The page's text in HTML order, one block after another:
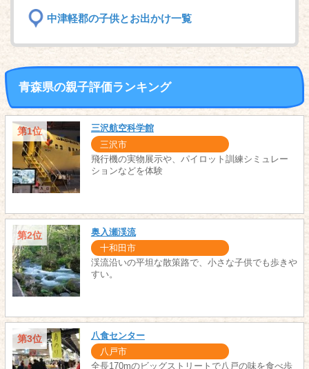
中津軽郡の子供とお出かけ一覧
青森県の親子評価ランキング
第1位 三沢航空科学館
三沢市
飛行機の実物展示や、パイロット訓練シミュレー
ションなどを体験
第2位 奥入瀬渓流
十和田市
渓流沿いの平坦な散策路で、小さな子供でも歩きや
すい。
第3位 八食センター
八戸市
全長170mのビッグストリートで八戸の味を食べ歩